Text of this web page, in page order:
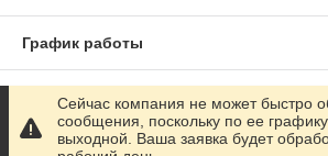
График работы
Полная версия сайта
Сайт создан на маркетплейсе Satu.kz
Сейчас компания не может быстро
сообщения, поскольку по ее
выходной. Ваша заявка будет